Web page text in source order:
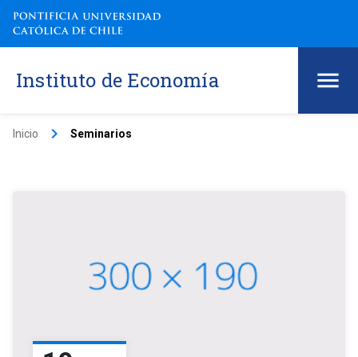
Instituto de Economía
Inicio keyboard_arrow_right Seminarios